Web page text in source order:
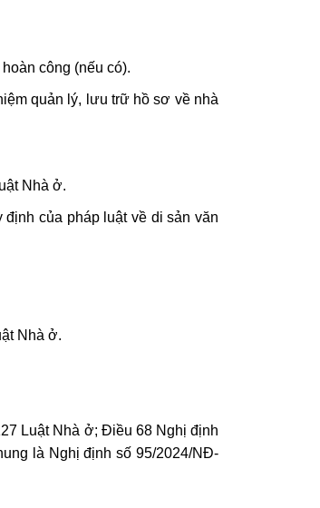
công (nếu có).
quản lý, lưu trữ hồ sơ về nhà
Nhà ở.
của pháp luật về di sản văn
Nhà ở.
Luật Nhà ở; Điều 68 Nghị định
là Nghị định số 95/2024/NĐ-